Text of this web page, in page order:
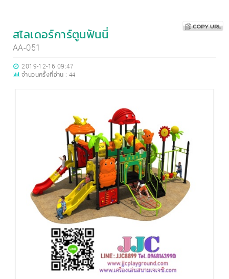
สไลเดอร์การ์ตูนฟันนี่
AA-051
2019-12-16 09:47
จำนวนครั้งที่อ่าน : 44